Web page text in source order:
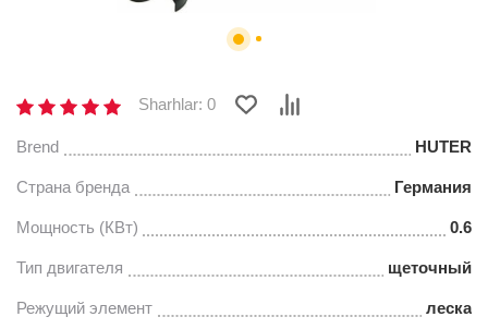
Sharhlar: 0
Brend HUTER
Страна бренда Германия
Мощность (КВт) 0.6
Тип двигателя щеточный
Режущий элемент леска